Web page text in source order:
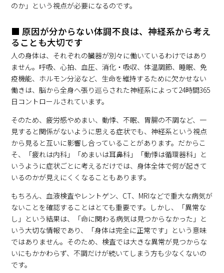
のか」という視点が必要になるのです。
■ 原因が分からない体調不良は、神経系から考え
ることも大切です
人の身体は、それぞれの臓器が別々に働いているわけではあり
ません。呼吸、心拍、血圧、消化・吸収、体温調節、睡眠、免
疫機能、ホルモン分泌など、生命を維持するために欠かせない
働きは、脳から全身へ張り巡らされた神経系によって24時間365
日コントロールされています。
そのため、疲労感やめまい、動悸、不眠、胃腸の不調など、一
見すると関係がないように思える症状でも、神経系という視点
から見ると互いに影響し合っていることがあります。だからこ
そ、「疲れは内科」「めまいは耳鼻科」「動悸は循環器科」と
いうように症状ごとに考えるだけでは、身体全体で何が起きて
いるのかが見えにくくなることもあります。
もちろん、血液検査やレントゲン、CT、MRIなどで重大な病気が
ないことを確認することはとても重要です。しかし、「異常な
し」という結果は、「命に関わる病気は見つからなかった」と
いう大切な情報であり、「身体は完全に正常です」という意味
ではありません。そのため、検査では大きな異常が見つからな
いにもかかわらず、不調だけが続いてしまう方も少なくないの
です。